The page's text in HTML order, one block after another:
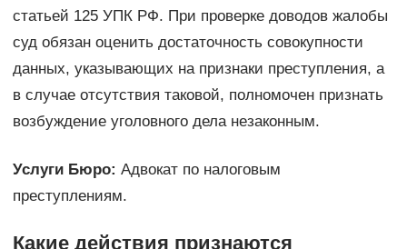
статьей 125 УПК РФ. При проверке доводов жалобы
суд обязан оценить достаточность совокупности
данных, указывающих на признаки преступления, а
в случае отсутствия таковой, полномочен признать
возбуждение уголовного дела незаконным.
Услуги Бюро: Адвокат по налоговым
преступлениям.
Какие действия признаются